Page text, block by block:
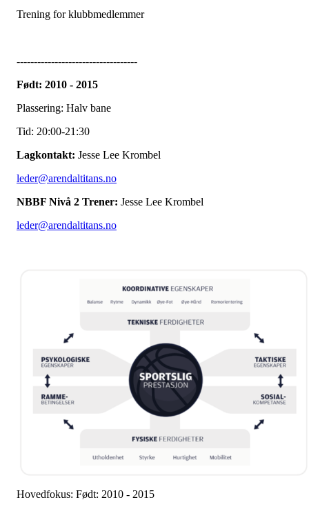
Trening for klubbmedlemmer
-----------------------------------
Født: 2010 - 2015
Plassering: Halv bane
Tid: 20:00-21:30
Lagkontakt: Jesse Lee Krombel
leder@arendaltitans.no
NBBF Nivå 2 Trener: Jesse Lee Krombel
leder@arendaltitans.no
Hovedfokus: Født: 2010 - 2015